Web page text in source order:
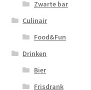
Zwarte bar
Culinair
Food&Fun
Drinken
Bier
Frisdrank